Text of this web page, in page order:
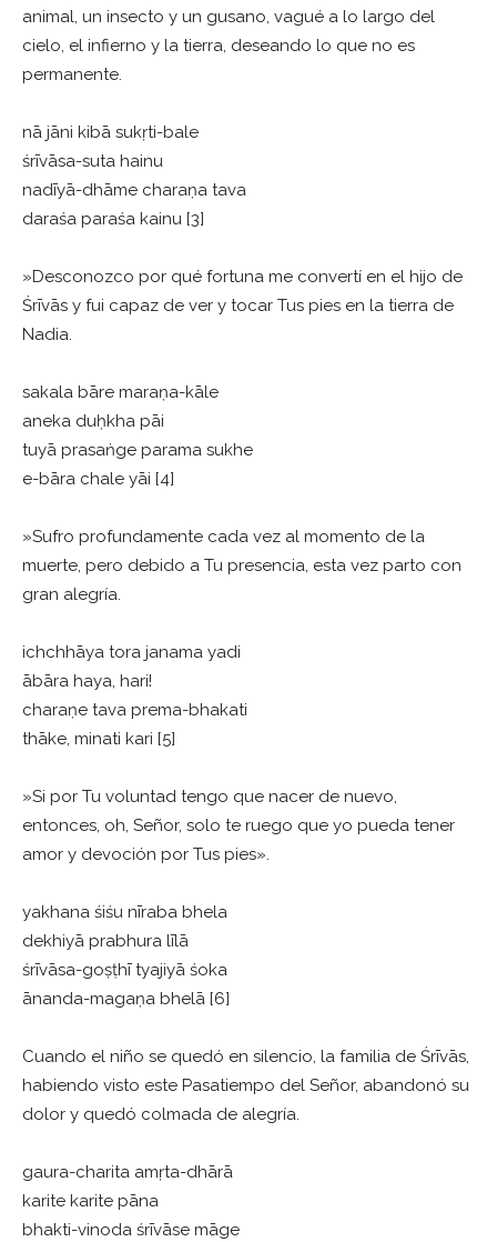
animal, un insecto y un gusano, vagué a lo largo del
cielo, el infierno y la tierra, deseando lo que no es
permanente.
nā jāni kibā sukṛti-bale
śrīvāsa-suta hainu
nadīyā-dhāme charaṇa tava
daraśa paraśa kainu [3]
»Desconozco por qué fortuna me convertí en el hijo de
Śrīvās y fui capaz de ver y tocar Tus pies en la tierra de
Nadia.
sakala bāre maraṇa-kāle
aneka duḥkha pāi
tuyā prasaṅge parama sukhe
e-bāra chale yāi [4]
»Sufro profundamente cada vez al momento de la
muerte, pero debido a Tu presencia, esta vez parto con
gran alegría.
ichchhāya tora janama yadi
ābāra haya, hari!
charaṇe tava prema-bhakati
thāke, minati kari [5]
»Si por Tu voluntad tengo que nacer de nuevo,
entonces, oh, Señor, solo te ruego que yo pueda tener
amor y devoción por Tus pies».
yakhana śiśu nīraba bhela
dekhiyā prabhura līlā
śrīvāsa-goṣṭhī tyajiyā śoka
ānanda-magaṇa bhelā [6]
Cuando el niño se quedó en silencio, la familia de Śrīvās,
habiendo visto este Pasatiempo del Señor, abandonó su
dolor y quedó colmada de alegría.
gaura-charita amṛta-dhārā
karite karite pāna
bhakti-vinoda śrīvāse māge